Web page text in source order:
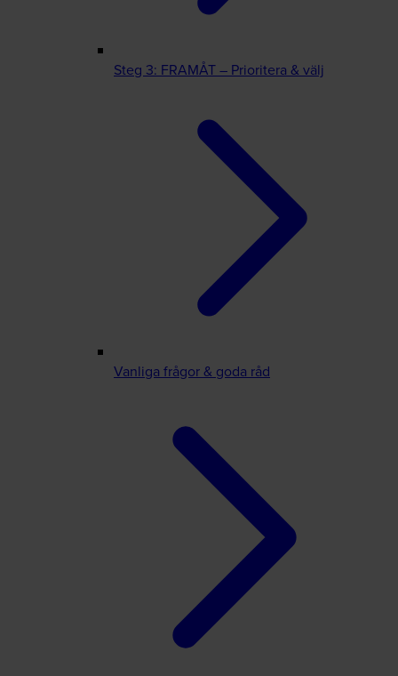
Steg 3: FRAMÅT – Prioritera & välj
Vanliga frågor & goda råd